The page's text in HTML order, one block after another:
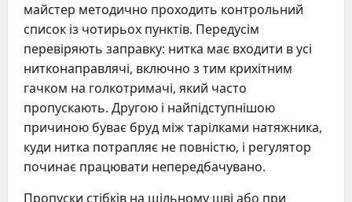
майстер методично проходить контрольний
список із чотирьох пунктів. Передусім
перевіряють заправку: нитка має входити в усі
нитконаправлячі, включно з тим крихітним
гачком на голкотримачі, який часто
пропускають. Другою і найпідступнішою
причиною буває бруд між тарілками натяжника,
куди нитка потрапляє не повністю, і регулятор
починає працювати непередбачувано.
Пропуски стібків на щільному шві або при